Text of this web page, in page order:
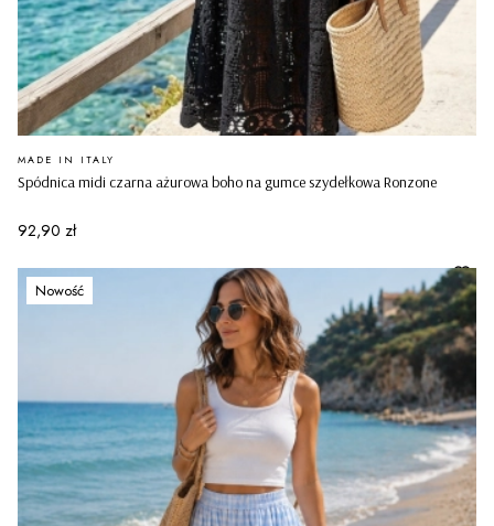
Spódnica midi czarna ażurowa boho na gumce szydełkowa Ronzone
PRODUCENT
MADE IN ITALY
Cena
92,90 zł
Nowość